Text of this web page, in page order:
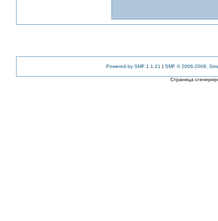
Powered by SMF 1.1.21 | SMF © 2006-2008,
Страница